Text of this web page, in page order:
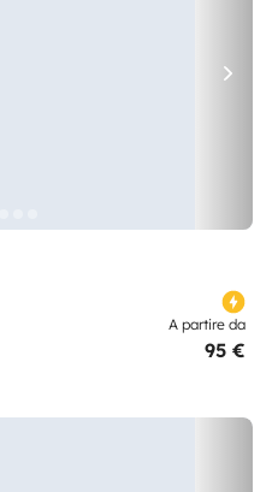
A partire da
95 €